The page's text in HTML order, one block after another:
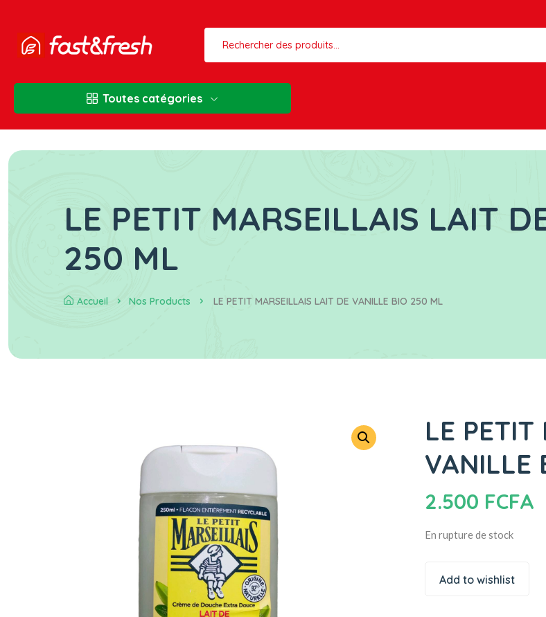
Toutes catégories
LE PETIT MARSEILLAIS LAIT
250 ML
Accueil Nos Products LE PETIT MARSEILLAIS LAIT DE VANILLE BIO 250 ML
LE PETIT
VANILLE
2.500 FCFA
En rupture de stock
Add to wishlist